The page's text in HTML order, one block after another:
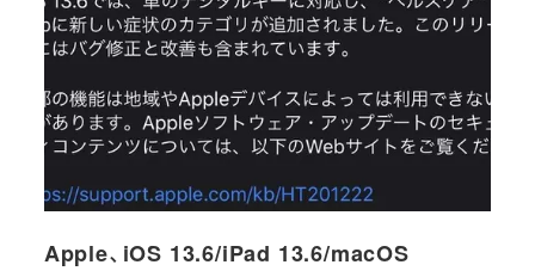
Apple、iOS 13.6/iPad 13.6/macOS